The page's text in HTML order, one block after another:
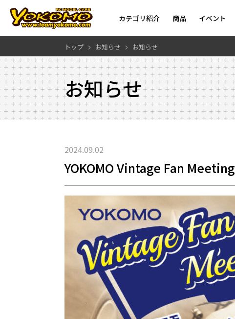
カテゴリ紹介 商品 イベント
トップ お知らせ お知らせ
お知らせ
2024.09.02
YOKOMO Vintage Fan Meeting